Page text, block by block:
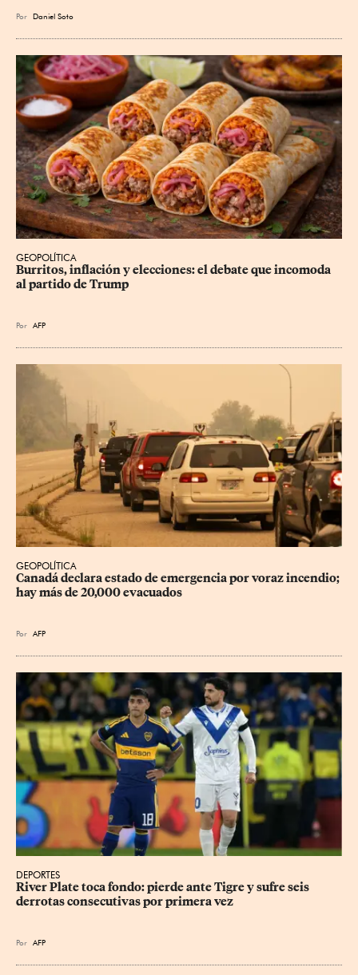
Por Daniel Soto
GEOPOLÍTICA
Burritos, inflación y elecciones: el debate que incomoda
al partido de Trump
Por AFP
GEOPOLÍTICA
Canadá declara estado de emergencia por voraz incendio;
hay más de 20,000 evacuados
Por AFP
DEPORTES
River Plate toca fondo: pierde ante Tigre y sufre seis
derrotas consecutivas por primera vez
Por AFP